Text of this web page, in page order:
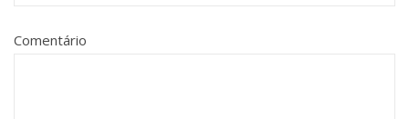
Comentário